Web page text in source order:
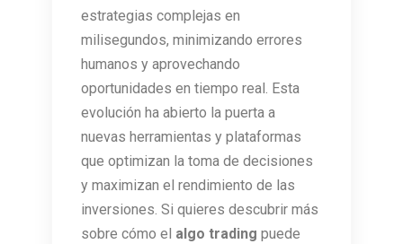
estrategias complejas en
milisegundos, minimizando errores
humanos y aprovechando
oportunidades en tiempo real. Esta
evolución ha abierto la puerta a
nuevas herramientas y plataformas
que optimizan la toma de decisiones
y maximizan el rendimiento de las
inversiones. Si quieres descubrir más
sobre cómo el algo trading puede